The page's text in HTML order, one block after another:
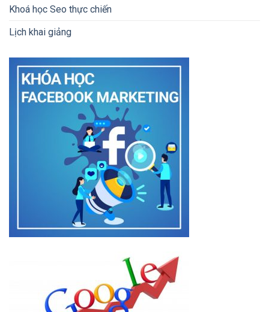
Khoá học Seo thực chiến
Lịch khai giảng